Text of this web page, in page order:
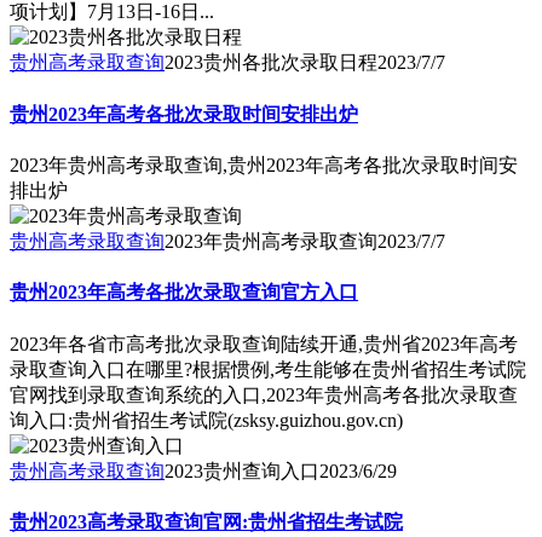
项计划】7月13日-16日...
贵州高考录取查询2023贵州各批次录取日程2023/7/7
贵州2023年高考各批次录取时间安排出炉
2023年贵州高考录取查询,贵州2023年高考各批次录取时间安
排出炉
贵州高考录取查询2023年贵州高考录取查询2023/7/7
贵州2023年高考各批次录取查询官方入口
2023年各省市高考批次录取查询陆续开通,贵州省2023年高考
录取查询入口在哪里?根据惯例,考生能够在贵州省招生考试院
官网找到录取查询系统的入口,2023年贵州高考各批次录取查
询入口:贵州省招生考试院(zsksy.guizhou.gov.cn)
贵州高考录取查询2023贵州查询入口2023/6/29
贵州2023高考录取查询官网:贵州省招生考试院